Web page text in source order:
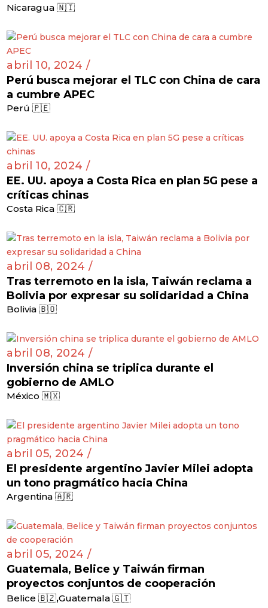
Nicaragua 🇳🇮
abril 10, 2024 /
Perú busca mejorar el TLC con China de cara
a cumbre APEC
Perú 🇵🇪
abril 10, 2024 /
EE. UU. apoya a Costa Rica en plan 5G pese a
críticas chinas
Costa Rica 🇨🇷
abril 08, 2024 /
Tras terremoto en la isla, Taiwán reclama a
Bolivia por expresar su solidaridad a China
Bolivia 🇧🇴
abril 08, 2024 /
Inversión china se triplica durante el
gobierno de AMLO
México 🇲🇽
abril 05, 2024 /
El presidente argentino Javier Milei adopta
un tono pragmático hacia China
Argentina 🇦🇷
abril 05, 2024 /
Guatemala, Belice y Taiwán firman
proyectos conjuntos de cooperación
Belice 🇧🇿,Guatemala 🇬🇹